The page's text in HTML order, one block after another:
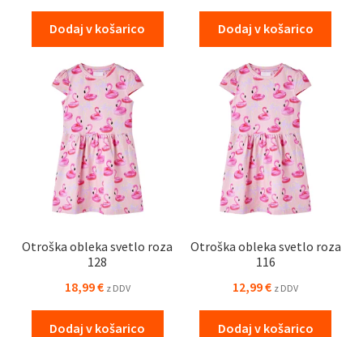
Dodaj v košarico Dodaj v košarico
Otroška obleka svetlo roza
128
18,99€ z DDV
Dodaj v košarico
Otroška obleka svetlo roza
116
12,99€ z DDV
Dodaj v košarico